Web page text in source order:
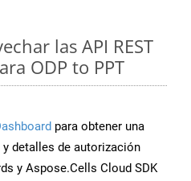
las API REST
ODP to PPT
para obtener una
detalles de autorización
y Aspose.Cells Cloud SDK